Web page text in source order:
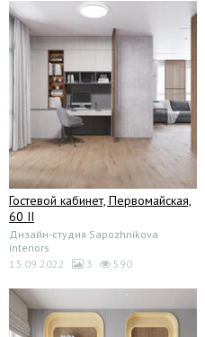
Гостевой кабинет, Первомайская,
60 II
Дизайн-студия Sapozhnikova
interiors
13.09.2022
3 590